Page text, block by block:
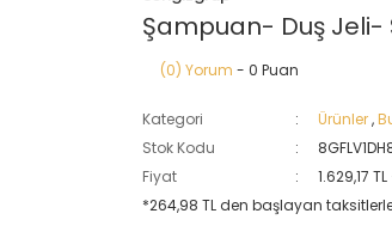
Şampuan- Duş Jeli-
(0) Yorum - 0 Puan
Kategori Ürünler,
Stok Kodu
Fiyat
1.629,17
*264,98 TL den başlayan